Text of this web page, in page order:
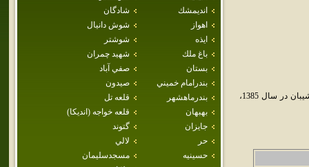
انديمشك
شادگان
اهواز
شوش دانيال
ايذه
شوشتر
باغ ملك
شهيد چمران
بستان
صفي آباد
بندرامام خميني
صيدون
بندرماهشهر
قلعه تل
بهبهان
قلعه خواجه (انديكا)
جايزان
گتوند
حر
لالي
حسينيه
مسجدسليمان
شيبان شهري است در استان خوزستان. اين شهر در بخش باوي شهرستان اهواز قرار گرفته است. شيبان در سال 1385،